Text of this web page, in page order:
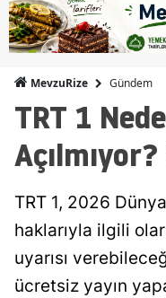
MevzuRize Gündem
TRT 1
TRT 1, 2026
haklarıyla ilgili
uyarısı
ücretsiz yayın